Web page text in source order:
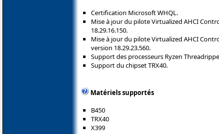
Certification Microsoft WHQL.
Mise à jour du pilote Virtualized AHCI
18.29.16.150.
Mise à jour du pilote Virtualized AHCI
version 18.29.23.560.
Support des processeurs Ryzen
Support du chipset TRX40.
Matériels supportés
B450
TRX40
X399